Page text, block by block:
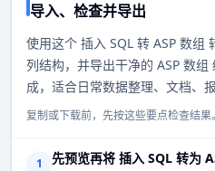
导入、检查并导出
使用这个 插入 SQL 转 ASP 数组
列结构，并导出干净的 ASP 数
成，适合日常数据整理、文档、
复制或下载前，先按这些要点检查结果。
1
先预览再将 插入 SQL 转为